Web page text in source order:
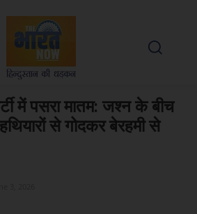
में पसरा मातम: जश्न के बीच
से गोदकर बेरहमी से